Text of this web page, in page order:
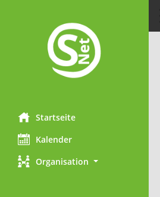
Startseite
Kalender
Organisation